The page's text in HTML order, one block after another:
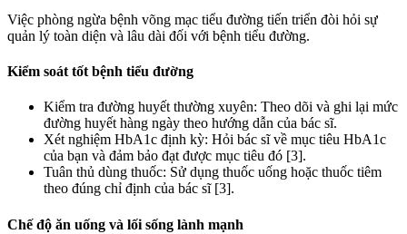
Việc phòng ngừa bệnh võng mạc tiểu đường tiến triển đòi hỏi sự
quản lý toàn diện và lâu dài đối với bệnh tiểu đường.
Kiểm soát tốt bệnh tiểu đường
Kiểm tra đường huyết thường xuyên: Theo dõi và ghi lại mức
đường huyết hàng ngày theo hướng dẫn của bác sĩ.
Xét nghiệm HbA1c định kỳ: Hỏi bác sĩ về mục tiêu HbA1c
của bạn và đảm bảo đạt được mục tiêu đó [3].
Tuân thủ dùng thuốc: Sử dụng thuốc uống hoặc thuốc tiêm
theo đúng chỉ định của bác sĩ [3].
Chế độ ăn uống và lối sống lành mạnh